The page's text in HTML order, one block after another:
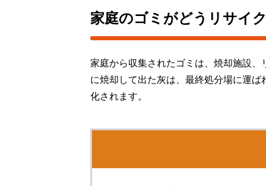
家庭のゴミがどうリサイ
家庭から収集されたゴミは、焼却施設
に焼却して出た灰は、最終処分場に運
化されます。